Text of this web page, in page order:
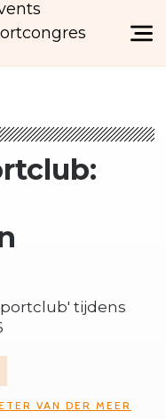
tijdens
VAN DER MEER